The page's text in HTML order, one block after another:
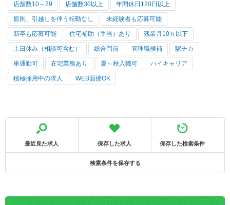
店舗数10～29 店舗数30以上 年間休日120日以上
原則、引越しを伴う転勤なし 未経験者も応募可能
新卒も応募可能 住宅補助（手当）あり 残業月10ｈ以下
土日休み（相談可含む） 総合門前 管理職候補 駅チカ
車通勤可 在宅業務あり 夏～秋入職可 ハイキャリア
積極採用中の求人 WEB面接OK
最近見た求人 保存した求人 保存した検索条件
検索条件を保存する